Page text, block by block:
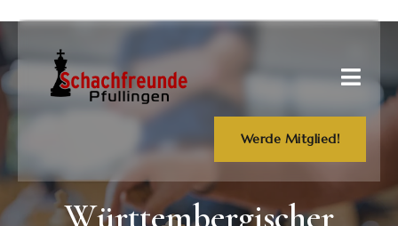
Werde Mitglied!
Württembergischer